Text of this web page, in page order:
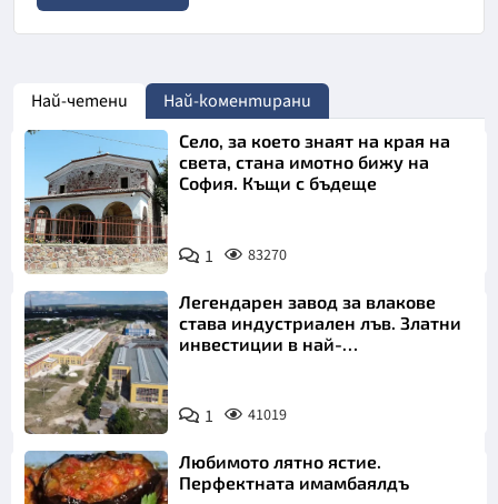
Най-четени Най-коментирани
Село, за което знаят на края на
света, стана имотно бижу на
София. Къщи с бъдеще
1 83270
Легендарен завод за влакове
става индустриален лъв. Златни
инвестиции в най-
1 41019
Любимото лятно ястие.
Перфектната имамбаялдъ